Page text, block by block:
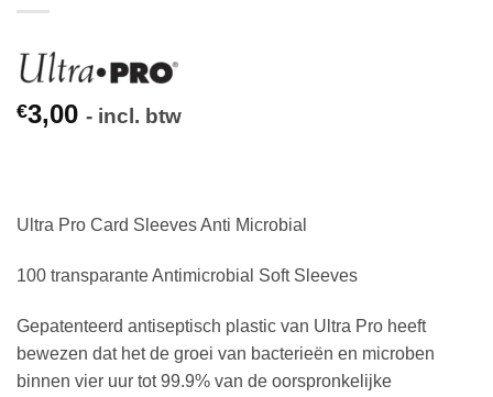
€3,00 - incl. btw
Ultra Pro Card Sleeves Anti Microbial
100 transparante Antimicrobial Soft Sleeves
Gepatenteerd antiseptisch plastic van Ultra Pro heeft
bewezen dat het de groei van bacterieën en microben
binnen vier uur tot 99.9% van de oorspronkelijke